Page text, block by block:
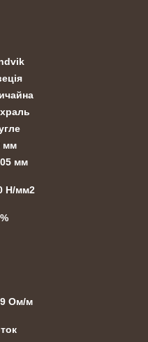
мм
мм
Н/мм2
Ом/м